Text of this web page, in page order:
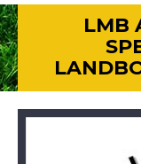
LMB